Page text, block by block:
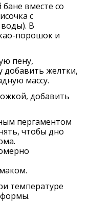
вместе со
с
В
порошок и
пену,
добавить желтки,
массу.
добавить
пергаментом
чтобы дно
температуре
формы.